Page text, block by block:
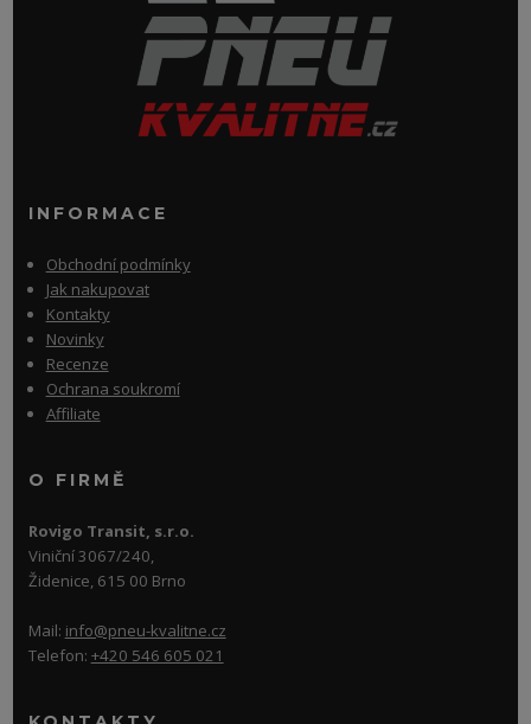
INFORMACE
Obchodní podmínky
Jak nakupovat
Kontakty
Novinky
Recenze
Ochrana soukromí
Affiliate
O FIRMĚ
Rovigo Transit, s.r.o.
Viniční 3067/240,
Židenice, 615 00 Brno
Mail: info@pneu-kvalitne.cz
Telefon: +420 546 605 021